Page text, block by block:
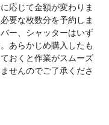
応じて金額が変わりま
要な枚数分を予約しま
ー、シャッターはいず
あらかじめ購入したも
おくと作業がスムーズ
せんのでご了承くださ